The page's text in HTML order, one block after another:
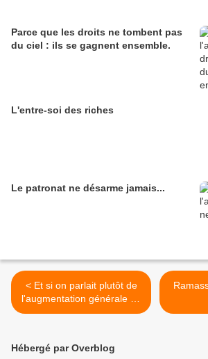
Parce que les droits ne tombent pas
du ciel : ils se gagnent ensemble.
L'entre-soi des riches
Le patronat ne désarme jamais...
< Et si on parlait plutôt de
l'augmentation générale du
pouvoir d'achat
Hébergé par Overblog